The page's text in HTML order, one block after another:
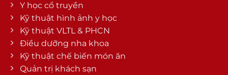
Y học cổ truyền
Kỹ thuật hình ảnh y học
Kỹ thuật VLTL & PHCN
Điều dưỡng nha khoa
Kỹ thuật chế biến món ăn
Quản trị khách sạn